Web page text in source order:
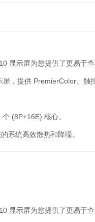
显示屏为您提供了更易于查
，提供 PremierColor、触
(8P+16E) 核心。
系统高效散热和降噪。
显示屏为您提供了更易于查